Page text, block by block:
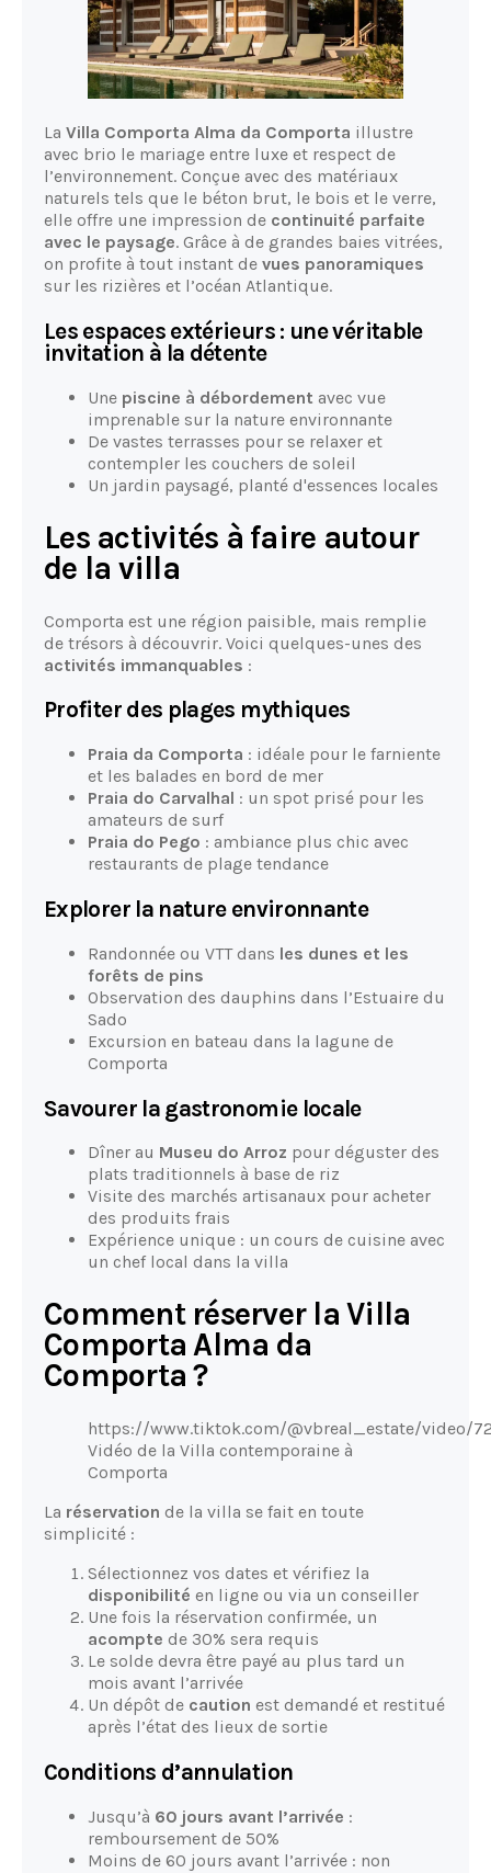
La Villa Comporta Alma da Comporta illustre
avec brio le mariage entre luxe et respect de
l’environnement. Conçue avec des matériaux
naturels tels que le béton brut, le bois et le verre,
elle offre une impression de continuité parfaite
avec le paysage. Grâce à de grandes baies vitrées,
on profite à tout instant de vues panoramiques
sur les rizières et l’océan Atlantique.
Les espaces extérieurs : une véritable
invitation à la détente
Une piscine à débordement avec vue
imprenable sur la nature environnante
De vastes terrasses pour se relaxer et
contempler les couchers de soleil
Un jardin paysagé, planté d'essences locales
Les activités à faire autour
de la villa
Comporta est une région paisible, mais remplie
de trésors à découvrir. Voici quelques-unes des
activités immanquables :
Profiter des plages mythiques
Praia da Comporta : idéale pour le farniente
et les balades en bord de mer
Praia do Carvalhal : un spot prisé pour les
amateurs de surf
Praia do Pego : ambiance plus chic avec
restaurants de plage tendance
Explorer la nature environnante
Randonnée ou VTT dans les dunes et les
forêts de pins
Observation des dauphins dans l’Estuaire du
Sado
Excursion en bateau dans la lagune de
Comporta
Savourer la gastronomie locale
Dîner au Museu do Arroz pour déguster des
plats traditionnels à base de riz
Visite des marchés artisanaux pour acheter
des produits frais
Expérience unique : un cours de cuisine avec
un chef local dans la villa
Comment réserver la Villa
Comporta Alma da
Comporta ?
https://www.tiktok.com/@vbreal_estate/video/
Vidéo de la Villa contemporaine à
Comporta
La réservation de la villa se fait en toute
simplicité :
Sélectionnez vos dates et vérifiez la
disponibilité en ligne ou via un conseiller
Une fois la réservation confirmée, un
acompte de 30% sera requis
Le solde devra être payé au plus tard un
mois avant l’arrivée
Un dépôt de caution est demandé et restitué
après l’état des lieux de sortie
Conditions d’annulation
Jusqu’à 60 jours avant l’arrivée :
remboursement de 50%
Moins de 60 jours avant l’arrivée : non